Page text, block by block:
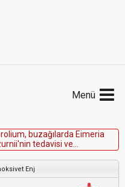
Menü
ro ium, buzağı arda Eimeria
urnii'nin tedavisi ve
eshayvanlarında
avisiiçinFDAonaylıdır.
Enj